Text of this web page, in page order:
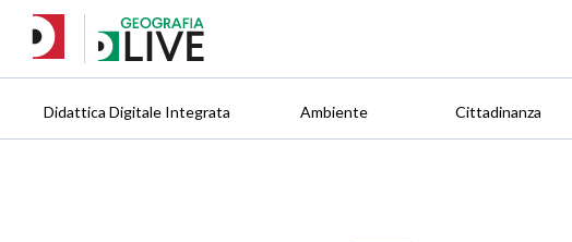
Didattica Digitale Integrata Ambiente Cittadinanza